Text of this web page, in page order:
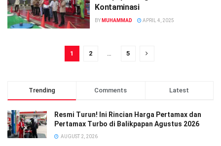
Kontaminasi
BY MUHAMMAD APRIL 4, 2025
1 2 5
Trending Comments Latest
Resmi Turun! Ini Rincian Harga Pertamax dan
Pertamax Turbo di Balikpapan Agustus 2026
AUGUST 2, 2026